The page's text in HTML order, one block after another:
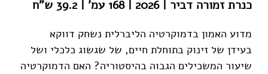
כנרת זמורה דביר | 2026 | 168 עמ' | 39.2 ש"ח
מדוע האמון בדמוקרטיה הליברלית נשחק דווקא
בעידן של זינוק בתוחלת חיים, של שגשוג כלכלי ושל
שיעור המשכילים הגבוה בהיסטוריה? האם הדמוקרטיה